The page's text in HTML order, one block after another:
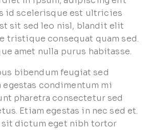
id scelerisque est ultricies
sit sed leo nisl, blandit elit
tristique consequat quam sed.
amet nulla purus habitasse.
bibendum feugiat sed
egestas condimentum mi
pharetra consectetur sed
Etiam egestas in nec sed et.
dictum eget nibh tortor